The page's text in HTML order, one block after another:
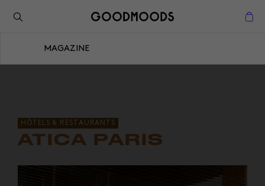
MAGAZINE
HÔTELS & RESTAURANTS
ATICA PARIS
Retour à l'inspiration